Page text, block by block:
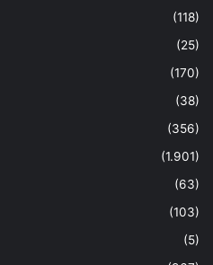
(118)
(25)
(170)
(38)
(356)
(1.901)
(63)
(103)
(5)